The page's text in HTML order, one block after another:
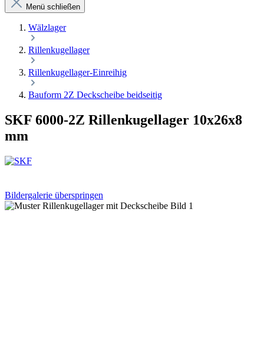
Menü schließen
Wälzlager
Rillenkugellager
Rillenkugellager-Einreihig
Bauform 2Z Deckscheibe beidseitig
SKF 6000-2Z Rillenkugellager 10x26x8
mm
Bildergalerie überspringen